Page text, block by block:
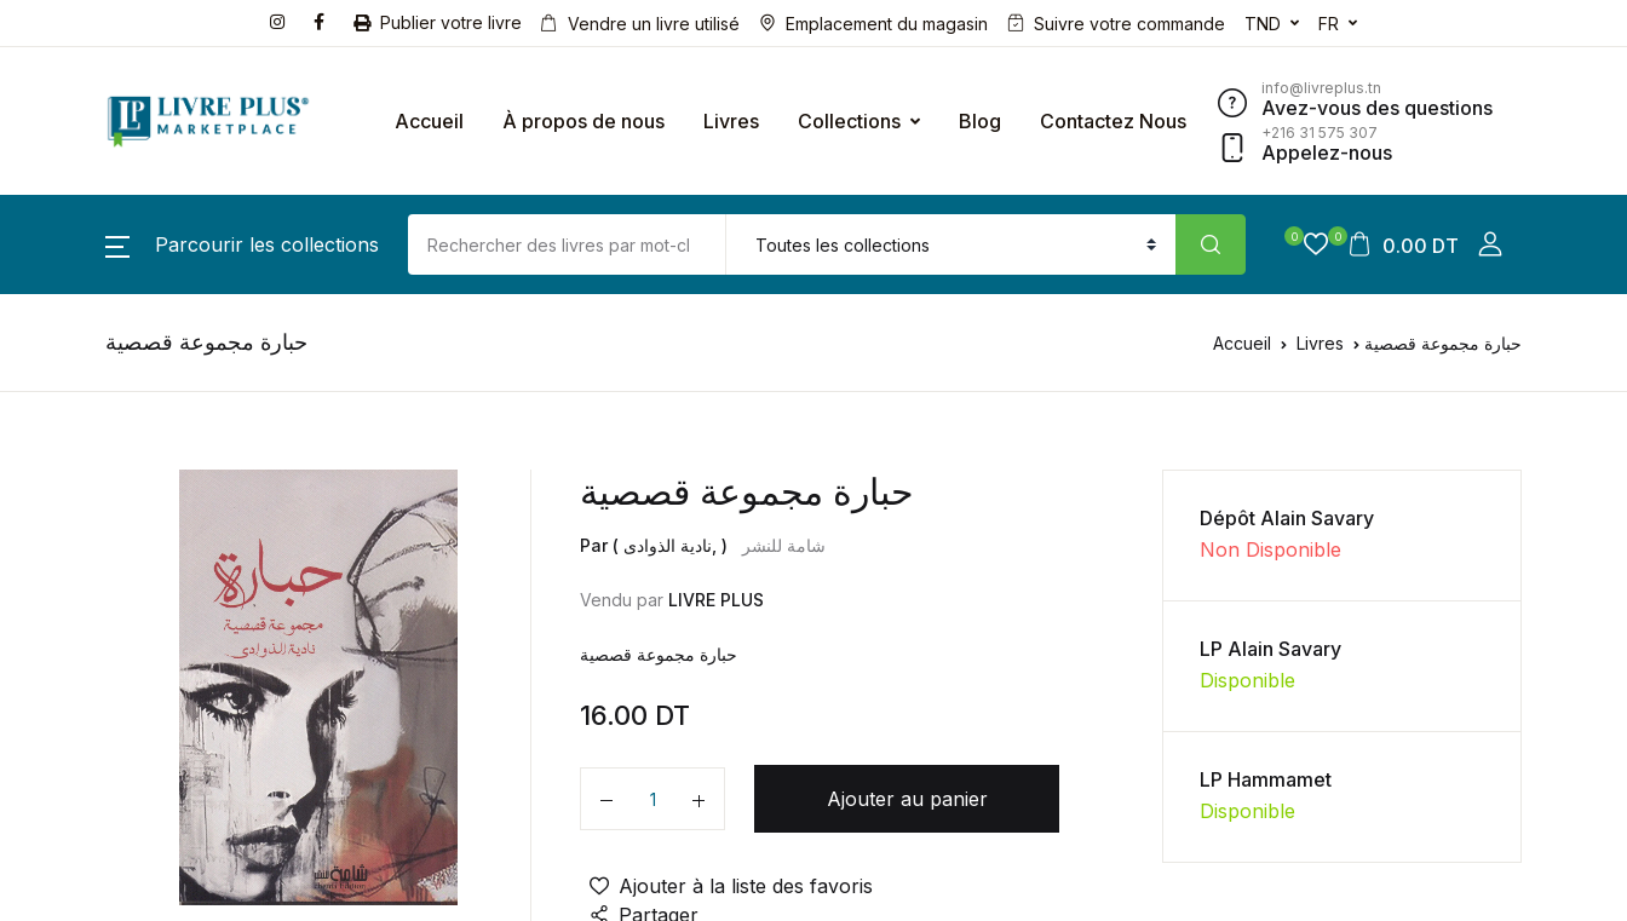
Publier votre livre Vendre un livre utilisé Emplacement du magasin Suivre votre commande TND FR
Accueil À propos de nous Livres Collections Blog Contactez Nous
info@livreplus.tn
Avez-vous des questions
+216 31 575 307
Appelez-nous
Parcourir les collections 0 0 0.00 DT
حبارة مجموعة قصصية Accueil Livres حبارة مجموعة قصصية
حبارة مجموعة قصصية
Par ( نادية الذوادى, ) شامة للنشر
Vendu par LIVRE PLUS
حبارة مجموعة قصصية
16.00 DT
Quantité
Ajouter au panier
Ajouter à la liste des favoris
Partager
Dépôt Alain Savary
Non Disponible
LP Alain Savary
Disponible
LP Hammamet
Disponible